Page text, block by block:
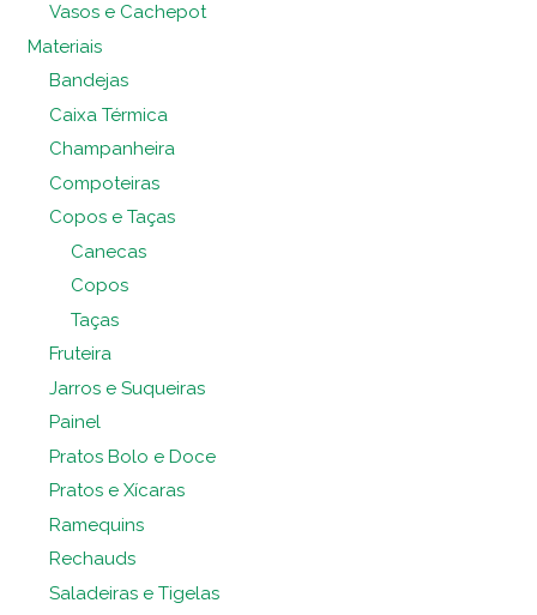
Vasos e Cachepot
Materiais
Bandejas
Caixa Térmica
Champanheira
Compoteiras
Copos e Taças
Canecas
Copos
Taças
Fruteira
Jarros e Suqueiras
Painel
Pratos Bolo e Doce
Pratos e Xícaras
Ramequins
Rechauds
Saladeiras e Tigelas